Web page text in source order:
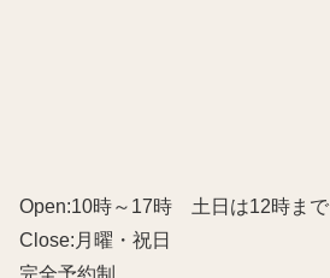
Open:10時～17時 土日は12時まで
Close:月曜・祝日